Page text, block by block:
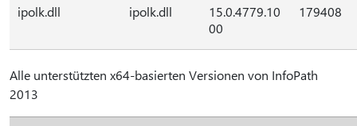
ipolk.dll ipolk.dll
15.0.4779.10
00
179408
Alle unterstützten x64-basierten Versionen von InfoPath
2013